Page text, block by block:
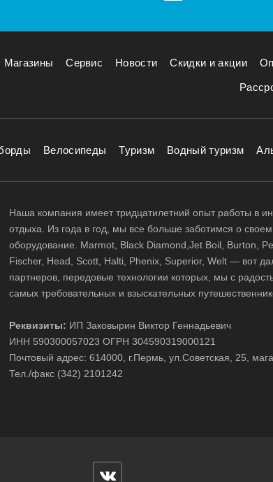
Магазины Сервис Новости Скидки и акции
Велосипеды Туризм Водный туризм
Наша компания имеет тридцатилетний опыт работы в
отдыха. Из года в год, мы все больше заботимся о
оборудование. Marmot, Black Diamond,Jet Boil, Burton,
Fischer, Head, Scott, Halti, Phenix, Superior, Welt — вот
партнеров, передовые технологии которых, мы с
самых требовательных и взыскательных
Реквизиты: ИП Заковырин Виктор Геннадьевич
ИНН 590300057023 ОГРН 304590319000121
Почтовый адрес: 614000, г.Пермь, ул.Советская, 25,
Тел./факс (342) 2101242